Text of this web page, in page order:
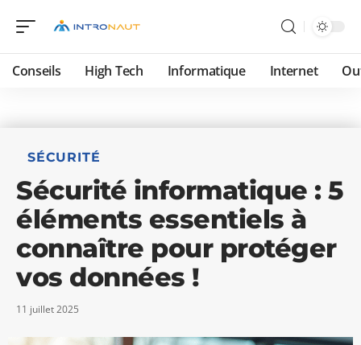
Conseils High Tech Informatique Internet
SÉCURITÉ
Sécurité informatique : 5
éléments essentiels à
connaître pour protéger
vos données !
11 juillet 2025